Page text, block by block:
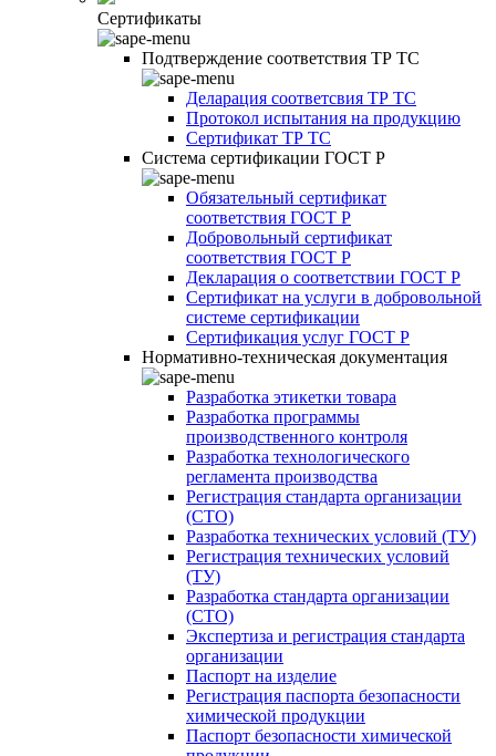
Сертификаты
Подтверждение соответствия ТР ТС
Деларация соответсвия ТР ТС
Протокол испытания на продукцию
Сертификат ТР ТС
Система сертификации ГОСТ Р
Обязательный сертификат
соответствия ГОСТ Р
Добровольный сертификат
соответствия ГОСТ Р
Декларация о соответствии ГОСТ Р
Сертификат на услуги в добровольной
системе сертификации
Сертификация услуг ГОСТ Р
Нормативно-техническая документация
Разработка этикетки товара
Разработка программы
производственного контроля
Разработка технологического
регламента производства
Регистрация стандарта организации
(СТО)
Разработка технических условий (ТУ)
Регистрация технических условий
(ТУ)
Разработка стандарта организации
(СТО)
Экспертиза и регистрация стандарта
организации
Паспорт на изделие
Регистрация паспорта безопасности
химической продукции
Паспорт безопасности химической